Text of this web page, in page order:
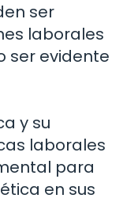
ser
laborales
ser evidente
y su
laborales
para
en sus